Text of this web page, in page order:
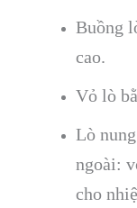
Buồng
cao.
Vỏ lò
Lò
ngoài:
cho